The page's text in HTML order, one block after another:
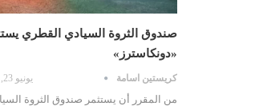
«دونكاسترز»
كريستين اسامة يونيو 23, 2026